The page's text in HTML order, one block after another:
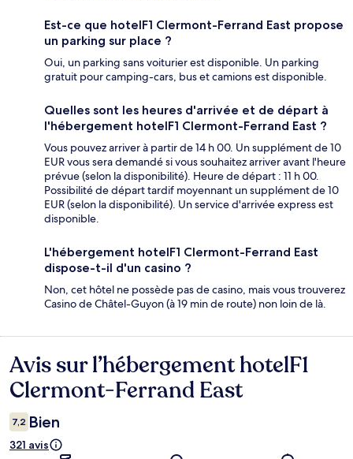
Est-ce que hotelF1 Clermont-Ferrand East propose
un parking sur place ?
Oui, un parking sans voiturier est disponible. Un parking
gratuit pour camping-cars, bus et camions est disponible.
Quelles sont les heures d'arrivée et de départ à
l'hébergement hotelF1 Clermont-Ferrand East ?
Vous pouvez arriver à partir de 14 h 00. Un supplément de 10
EUR vous sera demandé si vous souhaitez arriver avant l'heure
prévue (selon la disponibilité). Heure de départ : 11 h 00.
Possibilité de départ tardif moyennant un supplément de 10
EUR (selon la disponibilité). Un service d'arrivée express est
disponible.
L'hébergement hotelF1 Clermont-Ferrand East
dispose-t-il d'un casino ?
Non, cet hôtel ne possède pas de casino, mais vous trouverez
Casino de Châtel-Guyon (à 19 min de route) non loin de là.
Avis
Avis sur l’hébergement hotelF1
Clermont-Ferrand East
7,2 Bien
321 avis